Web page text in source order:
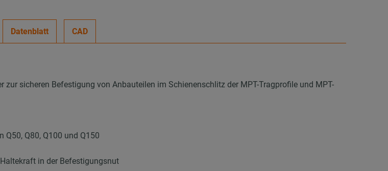
Datenblatt CAD
sicheren Befestigung von Anbauteilen im Schienenschlitz der MPT-Tragprofile und MPT-
Q50, Q80, Q100 und Q150
in der Befestigungsnut